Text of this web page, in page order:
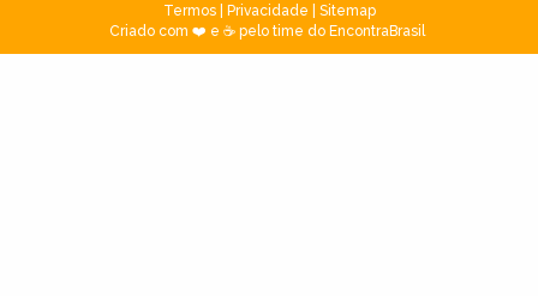
Termos| Privacidade
Sitemap
Criado com ❤️ e ☕ pelo time do EncontraBrasil